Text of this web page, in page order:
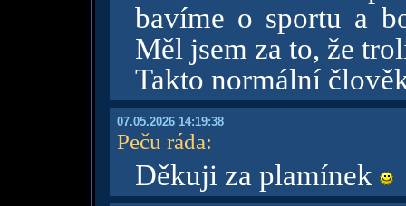
bavíme o sportu a
Měl jsem za to, že
Takto normální
07.05.2026 14:19:38
Peču ráda:
Děkuji za plamínek